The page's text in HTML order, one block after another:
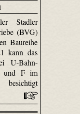
Stadler
(BVG)
Baureihe
kann das
U-Bahn-
und F im
besichtigt